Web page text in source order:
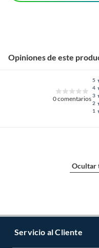
Opiniones de este
0comentarios
1
2
3
4
5
Ocultar
Servicio al Cliente